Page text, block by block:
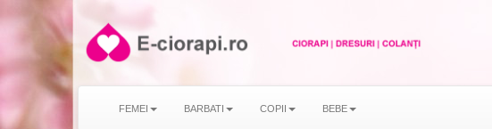
FEMEI BARBATI COPII BEBE